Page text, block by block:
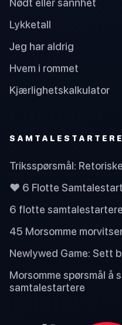
Lykketall
Jeg har aldrig
Hvem i rommet
Kjærlighetskalkulator
SAMTALESTARTERE
Triksspørsmål:
❤️ 6 Flotte
6 flotte
45 Morsomme
Newlywed Game: Sett
Morsomme spørsmål å
samtalestartere